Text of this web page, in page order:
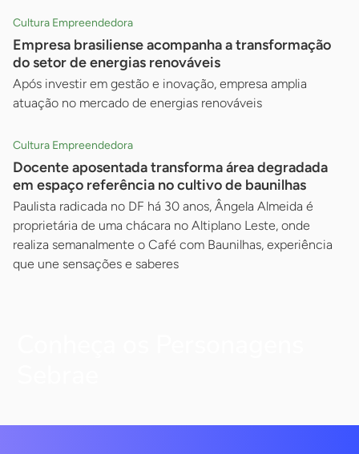
Cultura Empreendedora
Empresa brasiliense acompanha a transformação
do setor de energias renováveis
Após investir em gestão e inovação, empresa amplia
atuação no mercado de energias renováveis
Cultura Empreendedora
Docente aposentada transforma área degradada
em espaço referência no cultivo de baunilhas
Paulista radicada no DF há 30 anos, Ângela Almeida é
proprietária de uma chácara no Altiplano Leste, onde
realiza semanalmente o Café com Baunilhas, experiência
que une sensações e saberes